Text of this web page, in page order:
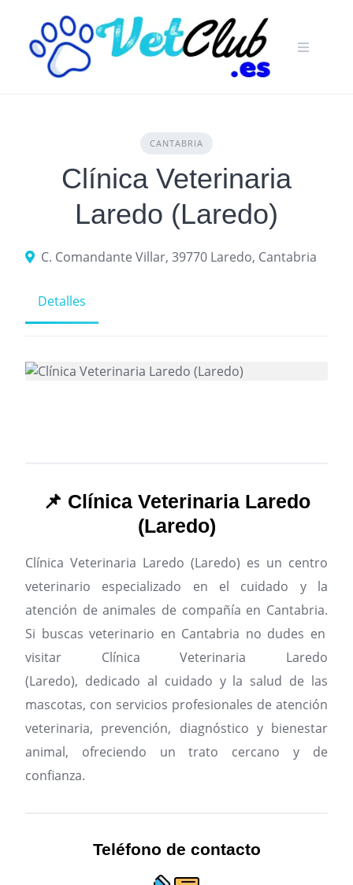
content
CANTABRIA
Clínica Veterinaria
Laredo (Laredo)
C. Comandante Villar, 39770 Laredo, Cantabria
Detalles
📌 Clínica Veterinaria Laredo
(Laredo)
Clínica Veterinaria Laredo (Laredo) es un centro
veterinario especializado en el cuidado y la
atención de animales de compañía en Cantabria.
Si buscas veterinario en Cantabria no dudes en
visitar Clínica Veterinaria Laredo
(Laredo), dedicado al cuidado y la salud de las
mascotas, con servicios profesionales de atención
veterinaria, prevención, diagnóstico y bienestar
animal, ofreciendo un trato cercano y de
confianza.
Teléfono de contacto